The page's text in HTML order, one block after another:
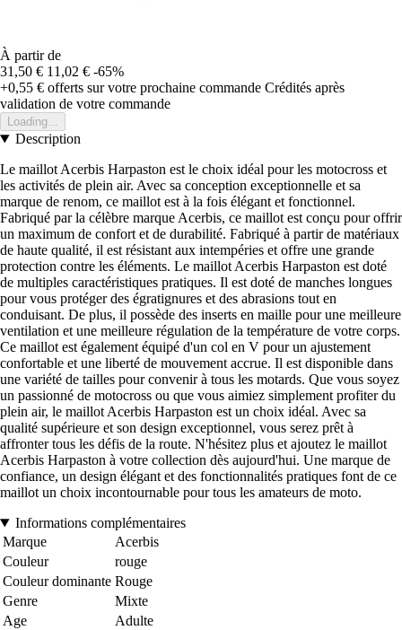
À partir de
31,50 € 11,02 € -65%
+0,55 € offerts sur votre prochaine commande Crédités après
validation de votre commande
Loading...
Description
Le maillot Acerbis Harpaston est le choix idéal pour les motocross et
les activités de plein air. Avec sa conception exceptionnelle et sa
marque de renom, ce maillot est à la fois élégant et fonctionnel.
Fabriqué par la célèbre marque Acerbis, ce maillot est conçu pour offrir
un maximum de confort et de durabilité. Fabriqué à partir de matériaux
de haute qualité, il est résistant aux intempéries et offre une grande
protection contre les éléments. Le maillot Acerbis Harpaston est doté
de multiples caractéristiques pratiques. Il est doté de manches longues
pour vous protéger des égratignures et des abrasions tout en
conduisant. De plus, il possède des inserts en maille pour une meilleure
ventilation et une meilleure régulation de la température de votre corps.
Ce maillot est également équipé d'un col en V pour un ajustement
confortable et une liberté de mouvement accrue. Il est disponible dans
une variété de tailles pour convenir à tous les motards. Que vous soyez
un passionné de motocross ou que vous aimiez simplement profiter du
plein air, le maillot Acerbis Harpaston est un choix idéal. Avec sa
qualité supérieure et son design exceptionnel, vous serez prêt à
affronter tous les défis de la route. N'hésitez plus et ajoutez le maillot
Acerbis Harpaston à votre collection dès aujourd'hui. Une marque de
confiance, un design élégant et des fonctionnalités pratiques font de ce
maillot un choix incontournable pour tous les amateurs de moto.
Informations complémentaires
Marque
Acerbis
Couleur
rouge
Couleur dominante Rouge
Genre
Mixte
Age
Adulte